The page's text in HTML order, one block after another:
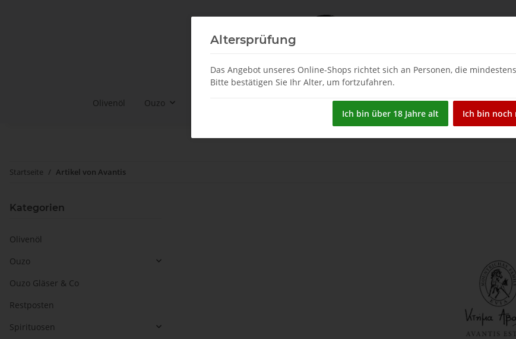
Olivenöl Ouzo Spirituosen Tsipouro & Tsikoudia
Startseite Artikel von Avantis
Kategorien
Olivenöl
Ouzo
Ouzo Gläser & Co
Restposten
Spirituosen
Altersprüfung
Das Angebot unseres Online-Shops richtet sich an Personen, die
Bitte bestätigen Sie Ihr Alter, um fortzufahren.
Ich bin über 18 Jahre alt Ich bin